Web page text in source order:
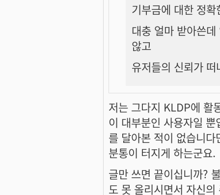
기부금에 대한 정
대충 얼마 받아쓴
않고
유저들의 신뢰가
저는 그다지 KLDP에 활
이 대부분인 사용자일
를 달아본 적이 없습니
분통이 터지게 하는군요.
글만 쓰면 끝이십니까?
도 못 올리시면서 자신